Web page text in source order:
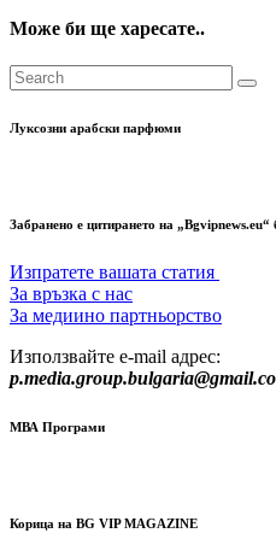
Може би ще харесате..
Луксозни арабски парфюми
Забранено е цитирането на
Изпратете вашата статия
За връзка с нас
За медиино партньорство
Използвайте e-mail адрес:
МВА Програми
Корица на BG VIP MAGAZINE